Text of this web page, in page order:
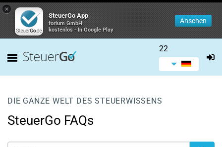
×
SteuerGo App
forium GmbH
kostenlos - In Google Play
Ansehen
22
DIE GANZE WELT DES STEUERWISSENS
SteuerGo FAQs